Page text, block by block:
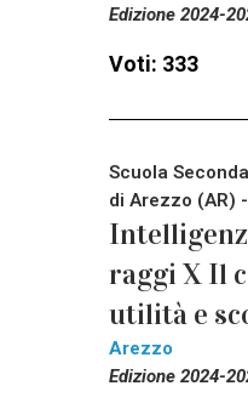
Edizione 2024-
Voti: 333
Scuola
di Arezzo (AR)
raggi X Il
utilità e
Arezzo
Edizione 2024-